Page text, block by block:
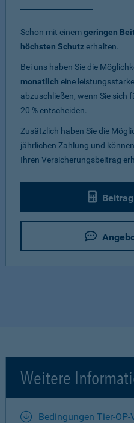
Schon mit einemgeringen
höchsten Schutzerhalten.
Bei uns haben Sie die
monatlich eine
abzuschließen, wenn Sie sich
20 % entscheiden.
Zusätzlich haben Sie die
jährlichen Zahlung und
Ihren Versicherungsbeitrag
Weitere
Bedingungen Tier-OP-